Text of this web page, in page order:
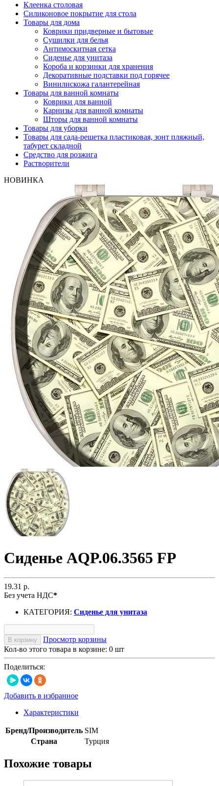
Клеенка столовая
Силиконовое покрытие для стола
Товары для дома
Коврики придверные и бытовые
Сушилки для белья
Антимоскитная сетка
Сиденье для унитаза
Короба и корзинки для хранения
Декоративные подставки под горячее
Винилискожа галантерейная
Товары для ванной комнаты
Коврики для ванной
Карнизы для ванной комнаты
Шторы для ванной комнаты
Товары для уборки
Товары для сада-решетка пластиковая, зонт пляжный,
табурет складной
Средство для розжига
Растворители
НОВИНКА
Сиденье AQP.06.3565 FP
19.31 р.
Без учета НДС*
КАТЕГОРИЯ: Сиденье для унитаза
В корзину
Просмотр корзины
Кол-во этого товара в корзине: 0 шт
Поделиться:
Добавить в избранное
Характеристики
Бренд/Производитель SIM
Страна
Турция
Похожие товары